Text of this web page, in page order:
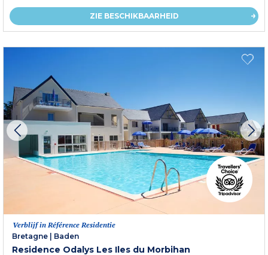
ZIE BESCHIKBAARHEID
Verblijf in Référence Residentie
Bretagne | Baden
Residence Odalys Les Iles du Morbihan